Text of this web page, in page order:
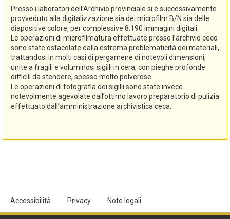
Presso i laboratori dell’Archivio provinciale si è successivamente
provveduto alla digitalizzazione sia dei microfilm B/N sia delle
diapositive colore, per complessive 8.190 immagini digitali.
Le operazioni di microfilmatura effettuate presso l’archivio ceco
sono state ostacolate dalla estrema problematicità dei materiali,
trattandosi in molti casi di pergamene di notevoli dimensioni,
unite a fragili e voluminosi sigilli in cera, con pieghe profonde
difficili da stendere, spesso molto polverose.
Le operazioni di fotografia dei sigilli sono state invece
notevolmente agevolate dall’ottimo lavoro preparatorio di pulizia
effettuato dall’amministrazione archivistica ceca.
Accessibilità Privacy Note legali